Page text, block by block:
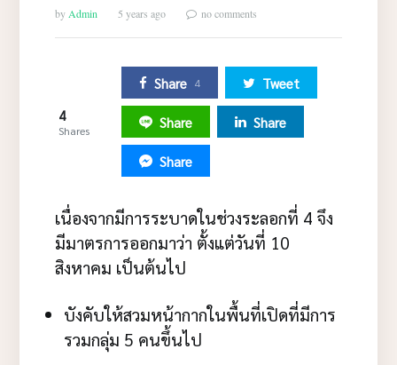
byAdmin 5 years ago no comments
4
Shares
Share 4 Tweet
Share Share
Share
เนื่องจากมีการระบาดในช่วงระลอกที่ 4 จึง
มีมาตรการออกมาว่า ตั้งแต่วันที่ 10
สิงหาคม เป็นต้นไป
บังคับให้สวมหน้ากากในพื้นที่เปิดที่มีการ
รวมกลุ่ม 5 คนขึ้นไป